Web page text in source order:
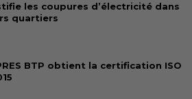
les coupures d’électricité dans
quartiers
BTP obtient la certification ISO